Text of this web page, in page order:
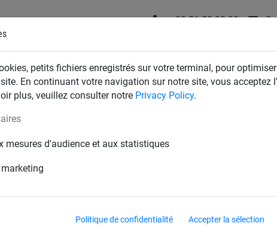
petits fichiers enregistrés sur votre terminal, pour
En continuant votre navigation sur notre site, vous acceptez
plus, veuillez consulter notre Privacy Policy.
mesures d'audience et aux statistiques
Politique de confidentialité Accepter la sélection
+32 51 58 23 20
FILETS D'INDUSTRIE FILETS DE MAISON & JARDIN
square